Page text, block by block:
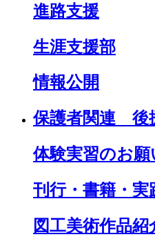
進路支援
生涯支援部
情報公開
保護者関連 後
体験実習のお願
刊行・書籍・実
図工美術作品紹